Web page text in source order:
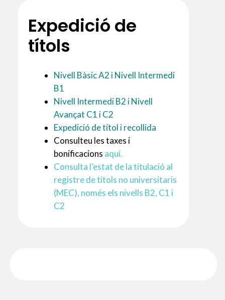
Expedició de
títols
Nivell Bàsic A2 i Nivell Intermedi
B1
Nivell Intermedi B2 i Nivell
Avançat C1 i C2
Expedició de títol i recollida
Consulteu les taxes i
bonificacions aquí.
Consulta l’estat de la titulació al
registre de títols no universitaris
(MEC), només els nivells B2, C1 i
C2